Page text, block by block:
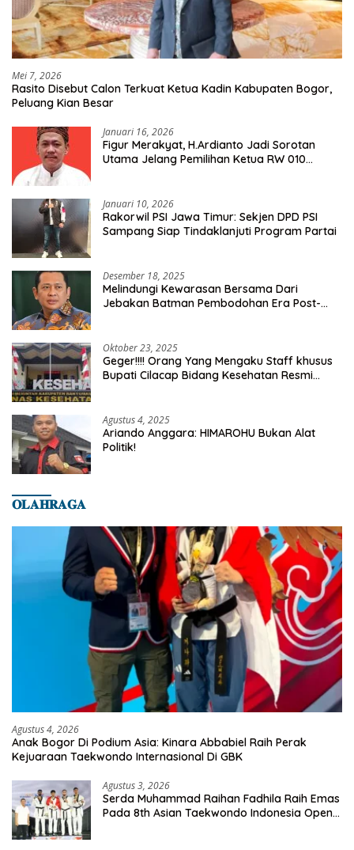
Mei 7, 2026
Rasito Disebut Calon Terkuat Ketua Kadin Kabupaten Bogor,
Peluang Kian Besar
Januari 16, 2026
Figur Merakyat, H.Ardianto Jadi Sorotan
Utama Jelang Pemilihan Ketua RW 010
Januari 10, 2026
Rakorwil PSI Jawa Timur: Sekjen DPD PSI
Sampang Siap Tindaklanjuti Program Partai
Desember 18, 2025
Melindungi Kewarasan Bersama Dari
Jebakan Batman Pembodohan Era Post-
Oktober 23, 2025
Geger!!!! Orang Yang Mengaku Staff khusus
Bupati Cilacap Bidang Kesehatan Resmi
Agustus 4, 2025
Ariando Anggara: HIMAROHU Bukan Alat
Politik!
𝐎𝐋𝐀𝐇𝐑𝐀𝐆𝐀
Agustus 4, 2026
Anak Bogor Di Podium Asia: Kinara Abbabiel Raih Perak
Kejuaraan Taekwondo Internasional Di GBK
Agustus 3, 2026
Serda Muhammad Raihan Fadhila Raih Emas
Pada 8th Asian Taekwondo Indonesia Open